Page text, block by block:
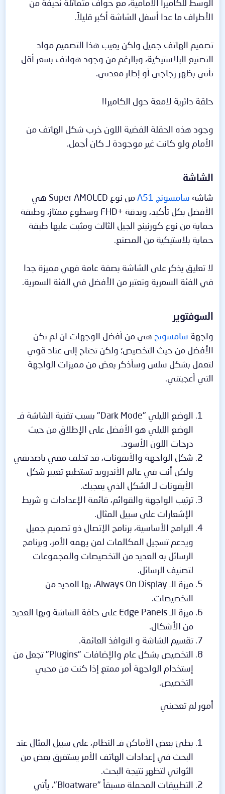
الوسط للكاميرا الأمامية، مع حواف متماثلة نحيفة من
الأطراف ما عدا أسفل الشاشة أكبر قليلاً.
تصميم الهاتف جميل ولكن يعيب هذا التصميم مواد
التصنيع البلاستيكية، وبالرغم من وجود هواتف بسعر أقل
تأتي بظهر زجاجي أو إطار معدني.
حلقة دائرية لامعة حول الكاميرا!
وجود هذه الحقلة الفضية اللون خرب شكل الهاتف من
الأمام ولو كانت غير موجودة لـ كان أجمل.
الشاشة​
شاشة سامسونج A51
من نوع Super AMOLED هي
الأفضل بكل تأكيد، وبدقة +FHD وسطوع ممتاز، وطبقة
حماية من نوع كورنينج الجيل الثالث ومثبت عليها طبقة
حماية بلاستيكية من المصنع.
لا تعليق يذكر على الشاشة بصفة عامة فهي مميزة جدا
في الفئة السعرية وتعتبر من الأفضل في الفئة السعرية.
السوفتوير​
واجهة سامسونج هي من أفضل الوجهات ان لم تكن
الأفضل من حيث التخصيص؛ ولكن تحتاج إلى عتاد قوي
لتعمل بشكل سلس وسأذكر بعض من مميزات الواجهة
التي أعجبتني.
الوضع الليلي "Dark Mode" بسبب تقنية الشاشة فـ
الوضع الليلي هو الأفضل على الإطلاق من حيث
درجات اللون الأسود.
شكل الواجهة والأيقونات، قد تخلف معي ياصديقي
ولكن أنت في عالم الأندرويد تستطيع تغيير شكل
الأيقونات لـ الشكل الذي يعجبك.
ترتيب الواجهة والقوائم، قائمة الإعدادات و شريط
الإشعارات على سبيل المثال.
البرامج الأساسية، برنامج الإتصال ذو تصميم جميل
ويدعم تسجيل المكالمات لمن يهمه الأمر، وبرنامج
الرسائل به العديد من التخصيصات والمجموعات
لتصنيف الرسائل.
ميزة الـ Always On Display، بها العديد من
التخصيصات.
ميزة الـ Edge Panels على حافة الشاشة وبها العديد
من الأشكال.
تقسيم الشاشة و النوافذ العائمة.
التخصيص بشكل عام والإضافات "Plugins" تجعل من
إستخدام الواجهة أمر ممتع إذا كنت من محبي
التخصيص.
أمور لم تعجبني
بطئ بعض الأماكن فـ النظام، على سبيل المثال عند
البحث في إعدادات الهاتف الأمر يستغرق بعض من
الثواني لتظهر نتيجة البحث.
التطبيقات المحملة مسبقاً "Bloatware"، يأتي